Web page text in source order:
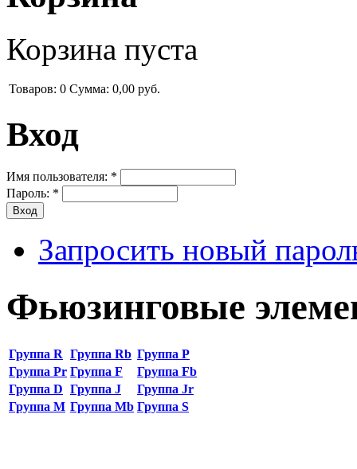
Корзина пуста
Товаров: 0 Сумма: 0,00 руб.
Вход
Имя пользователя: *
Пароль: *
Запросить новый
Фьюзинговые
Группа R Группа Rb Группа P
Группа Pr Группа F
Группа Fb
Группа D Группа J
Группа Jr
Группа M Группа Mb Группа S